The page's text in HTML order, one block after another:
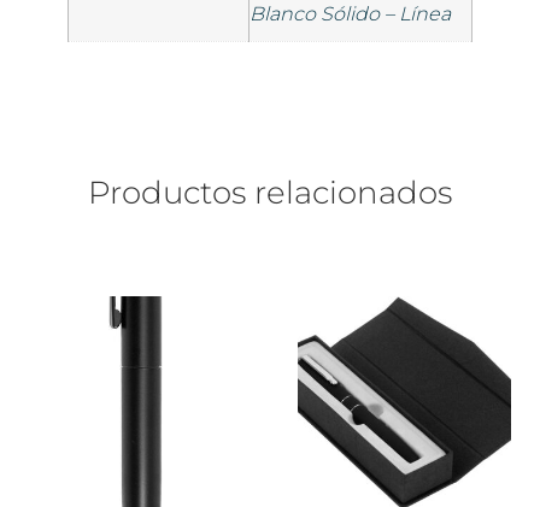
Blanco Sólido – Línea
Productos relacionados